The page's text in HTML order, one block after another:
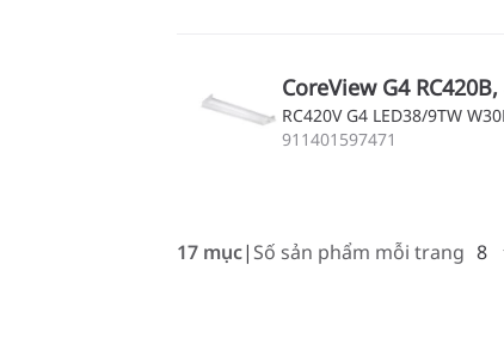
CoreView G4
RC420V G4 LED38/9TW
911401597471
17 mục Số sản phẩm mỗi trang 8